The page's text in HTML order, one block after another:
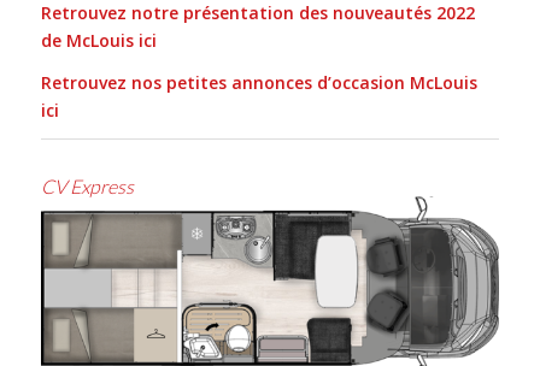
Retrouvez notre présentation des nouveautés 2022
de McLouis ici
Retrouvez nos petites annonces d’occasion McLouis
ici
CV Express